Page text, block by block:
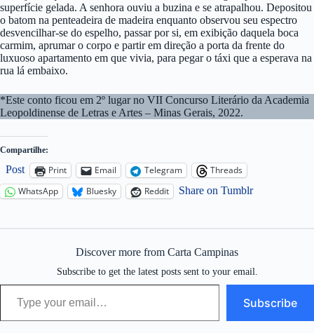
superfície gelada. A senhora ouviu a buzina e se atrapalhou. Depositou
o batom na penteadeira de madeira enquanto observou seu espectro
desvencilhar-se do espelho, passar por si, em exibição daquela boca
carmim, aprumar o corpo e partir em direção a porta da frente do
luxuoso apartamento em que vivia, para pegar o táxi que a esperava na
rua lá embaixo.
*Este conto ficou em 2º lugar no VII Concurso Literário da Academia
Leopoldinense de Letras e Artes – Minas Gerais, 2022.
Compartilhe:
Post Print Email Telegram
Threads
WhatsApp
Bluesky Reddit Share on Tumblr
Discover more from Carta Campinas
Subscribe to get the latest posts sent to your email.
Type your email…
Subscribe